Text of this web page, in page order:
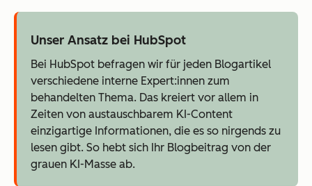
Unser Ansatz bei HubSpot
Bei HubSpot befragen wir für jeden Blogartikel
verschiedene interne Expert:innen zum
behandelten Thema. Das kreiert vor allem in
Zeiten von austauschbarem KI-Content
einzigartige Informationen, die es so nirgends zu
lesen gibt. So hebt sich Ihr Blogbeitrag von der
grauen KI-Masse ab.